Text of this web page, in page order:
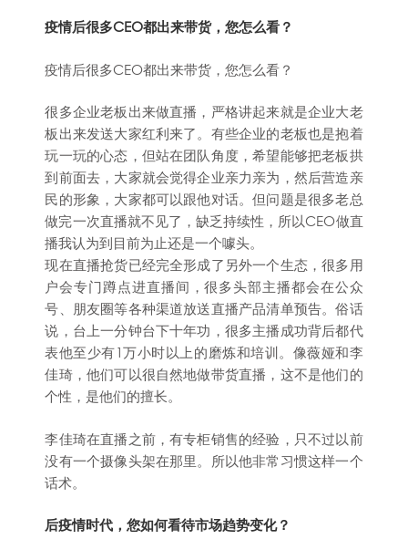
疫情后很多CEO都出来带货，您怎么看？
疫情后很多CEO都出来带货，您怎么看？
很多企业老板出来做直播，严格讲起来就是企业大老
板出来发送大家红利来了。有些企业的老板也是抱着
玩一玩的心态，但站在团队角度，希望能够把老板拱
到前面去，大家就会觉得企业亲力亲为，然后营造亲
民的形象，大家都可以跟他对话。但问题是很多老总
做完一次直播就不见了，缺乏持续性，所以CEO做直
播我认为到目前为止还是一个噱头。
现在直播抢货已经完全形成了另外一个生态，很多用
户会专门蹲点进直播间，很多头部主播都会在公众
号、朋友圈等各种渠道放送直播产品清单预告。俗话
说，台上一分钟台下十年功，很多主播成功背后都代
表他至少有1万小时以上的磨炼和培训。像薇娅和李
佳琦，他们可以很自然地做带货直播，这不是他们的
个性，是他们的擅长。
李佳琦在直播之前，有专柜销售的经验，只不过以前
没有一个摄像头架在那里。所以他非常习惯这样一个
话术。
后疫情时代，您如何看待市场趋势变化？